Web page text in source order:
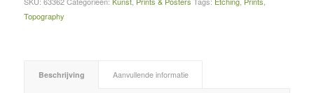
Topography
Beschrijving Aanvullende informatie